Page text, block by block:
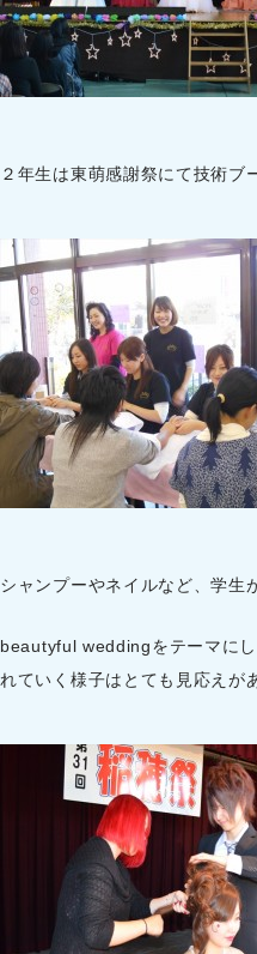
２年生は東萌感謝祭にて技術ブ
シャンプーやネイルなど、学生
beautyful weddingをテーマに
れていく様子はとても見応えが